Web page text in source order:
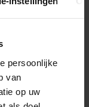
persoonlijke
van
op uw